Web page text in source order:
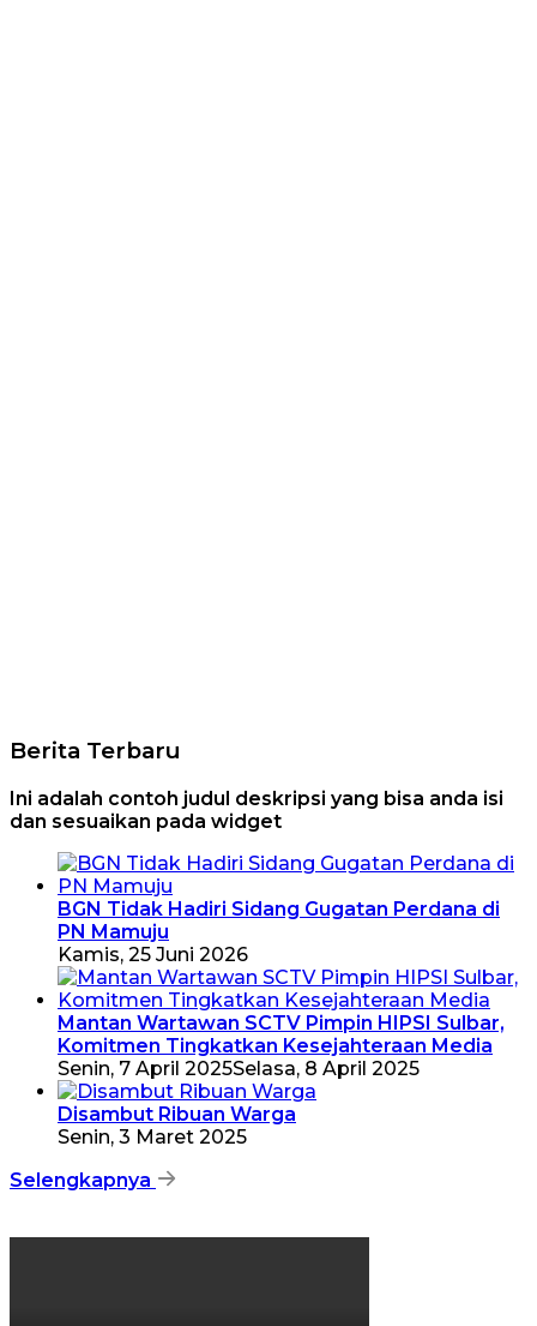
Berita Terbaru
Ini adalah contoh judul deskripsi yang bisa anda isi
dan sesuaikan pada widget
BGN Tidak Hadiri Sidang Gugatan Perdana di
PN Mamuju
Kamis, 25 Juni 2026
Mantan Wartawan SCTV Pimpin HIPSI Sulbar,
Komitmen Tingkatkan Kesejahteraan Media
Senin, 7 April 2025Selasa, 8 April 2025
Disambut Ribuan Warga
Senin, 3 Maret 2025
Selengkapnya